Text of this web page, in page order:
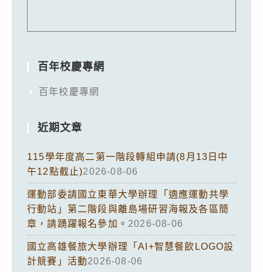
百年校慶專網
百年校慶專網
近期文章
115學年度高二第一階段轉組申請(8月13日中
午12點截止)2026-08-06
運動部委請國立東華大學辦理「適應運動共學
行動站」第二階段與離島場研習海報及各區簡
章，請踴躍報名參加。 2026-08-06
國立高雄餐旅大學辦理「AI+智慧餐飲LOGO設
計競賽」活動2026-08-06